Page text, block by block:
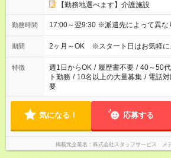
【勤務地選べます】介護施設
勤務時間 17:00～翌9:30 ※派遣先によって異な
期間 2ヶ月～OK ※スタート日はお気軽に
特徴 週1日からOK / 履歴書不要 / 40～50
ト勤務 / 10名以上の大量募集 / 電話
要
気になる！ 応募する
掲載元企業名 株式会社スタッフサービス メ